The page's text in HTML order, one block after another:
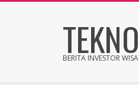
BERITA INVESTOR